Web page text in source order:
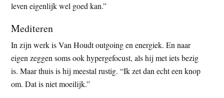
leven eigenlijk wel goed kan.”
Mediteren
In zijn werk is Van Houdt outgoing en energiek. En naar
eigen zeggen soms ook hypergefocust, als hij met iets bezig
is. Maar thuis is hij meestal rustig. “Ik zet dan echt een knop
om. Dat is niet moeilijk.”